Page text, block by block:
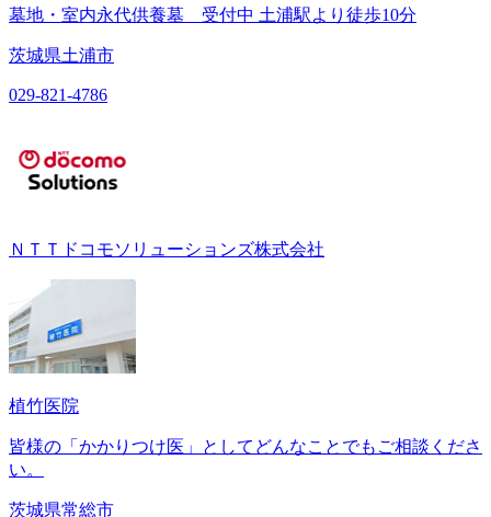
墓地・室内永代供養墓 受付中 土浦駅より徒歩10分
茨城県土浦市
029-821-4786
ＮＴＴドコモソリューションズ株式会社
植竹医院
皆様の「かかりつけ医」としてどんなことでもご相談くださ
い。
茨城県常総市